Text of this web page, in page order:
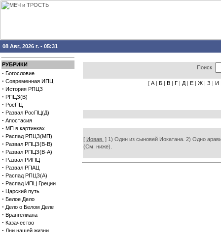
08 Авг, 2026 г. - 05:31
РУБРИКИ
· Богословие
· Современная ИПЦ
· История РПЦЗ
· РПЦЗ(В)
· РосПЦ
· Развал РосПЦ(Д)
· Апостасия
· МП в картинках
· Распад РПЦЗ(МП)
· Развал РПЦЗ(В-В)
· Развал РПЦЗ(В-А)
· Развал РИПЦ
· Развал РПАЦ
· Распад РПЦЗ(А)
· Распад ИПЦ Греции
· Царский путь
· Белое Дело
· Дело о Белом Деле
· Врангелиана
· Казачество
· Дни нашей жизни
Поиск
[ А | Б | В | Г | Д | Е | Ж | З | И
[ Иовав. ] 1) Один из сыновей Иокатана. 2) Одно
(См. ниже).